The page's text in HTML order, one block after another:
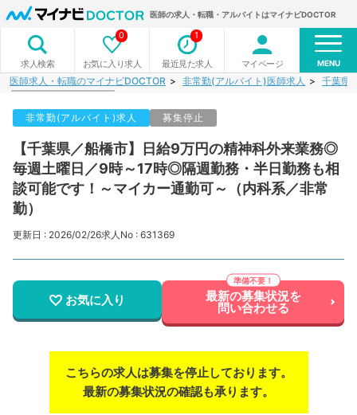
医師の求人・転職・アルバイトはマイナビDOCTOR
求人検索 お気に入り求人
0
最近見た求人
1
マイページ MENU
医師求人・転職のマイナビDOCTOR 非常勤(アルバイト)医師求人 千葉県
非常勤(アルバイト)求人 募集停止
【千葉県／船橋市】日給9万円の精神科外来業務◎
毎週土曜日／9時～17時◎隔週勤務・半日勤務も相
談可能です！～マイカー通勤可～（内科系／非常
勤）
更新日 : 2026/02/26求人No : 631369
お気に入り 最新の募集状況を
問い合わせる
こちらの求人は募集を停止しております。
最新の募集状況の確認も承ります。